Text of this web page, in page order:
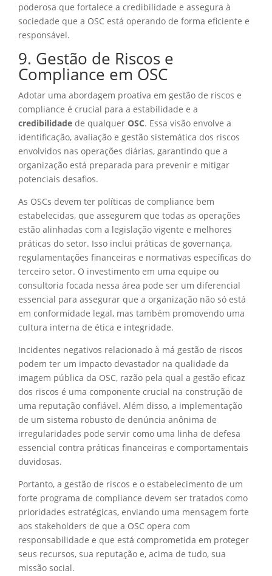
poderosa que fortalece a credibilidade e assegura à
sociedade que a OSC está operando de forma eficiente e
responsável.
9. Gestão de Riscos e
Compliance em OSC
Adotar uma abordagem proativa em gestão de riscos e
compliance é crucial para a estabilidade e a
credibilidade de qualquer OSC. Essa visão envolve a
identificação, avaliação e gestão sistemática dos riscos
envolvidos nas operações diárias, garantindo que a
organização está preparada para prevenir e mitigar
potenciais desafios.
As OSCs devem ter políticas de compliance bem
estabelecidas, que assegurem que todas as operações
estão alinhadas com a legislação vigente e melhores
práticas do setor. Isso inclui práticas de governança,
regulamentações financeiras e normativas específicas do
terceiro setor. O investimento em uma equipe ou
consultoria focada nessa área pode ser um diferencial
essencial para assegurar que a organização não só está
em conformidade legal, mas também promovendo uma
cultura interna de ética e integridade.
Incidentes negativos relacionado à má gestão de riscos
podem ter um impacto devastador na qualidade da
imagem pública da OSC, razão pela qual a gestão eficaz
dos riscos é uma componente crucial na construção de
uma reputação confiável. Além disso, a implementação
de um sistema robusto de denúncia anônima de
irregularidades pode servir como uma linha de defesa
essencial contra práticas financeiras e comportamentais
duvidosas.
Portanto, a gestão de riscos e o estabelecimento de um
forte programa de compliance devem ser tratados como
prioridades estratégicas, enviando uma mensagem forte
aos stakeholders de que a OSC opera com
responsabilidade e que está comprometida em proteger
seus recursos, sua reputação e, acima de tudo, sua
missão social.